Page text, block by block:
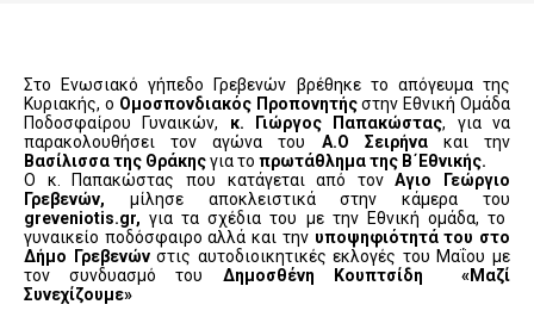
Στο Ενωσιακό γήπεδο Γρεβενών βρέθηκε το απόγευμα της
Κυριακής, ο Ομοσπονδιακός Προπονητήςστην Εθνική Ομάδα
Ποδοσφαίρου Γυναικών, κ. Γιώργος Παπακώστας, για να
παρακολουθήσει τον αγώνα του Α.Ο Σειρήνακαι την
Βασίλισσα της Θράκηςγια το πρωτάθλημα της Β΄Εθνικής.
Ο κ. Παπακώστας που κατάγεται από τονΑγιο Γεώργιο
Γρεβενών, μίλησε αποκλειστικά στην κάμερα του
greveniotis.gr, για τα σχέδια του με την Εθνική ομάδα, το
γυναικείο ποδόσφαιρο αλλά και την υποψηφιότητά του στο
Δήμο Γρεβενώνστις αυτοδιοικητικές εκλογές του Μαΐου με
τον συνδυασμό του Δημοσθένη Κουπτσίδη
«Μαζί
Συνεχίζουμε»